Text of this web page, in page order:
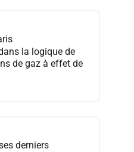
la logique de
de gaz à effet de
derniers